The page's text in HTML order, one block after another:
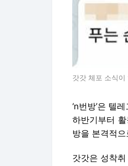
갓갓 체포 소식
‘n번방’은 텔
하반기부터
방을 본격적
갓갓은 성착